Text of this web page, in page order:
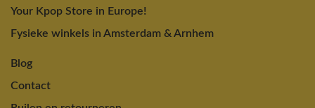
Your Kpop Store in Europe!
Fysieke winkels in Amsterdam & Arnhem
Blog
Contact